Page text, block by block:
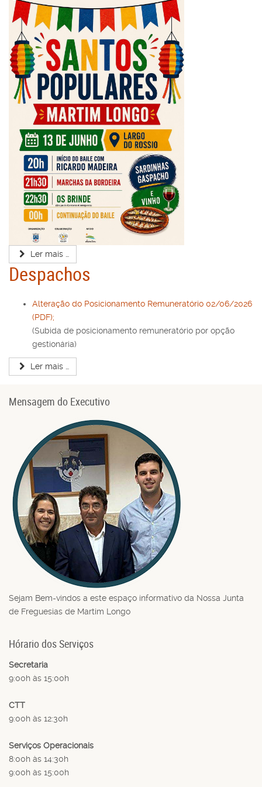
Ler mais …
Despachos
Alteração do Posicionamento Remuneratório 02/06/2026
(PDF);
(Subida de posicionamento remuneratório por opção
gestionária)
Ler mais …
Mensagem do Executivo
Sejam Bem-vindos a este espaço informativo da Nossa Junta
de Freguesias de Martim Longo
Hórario dos Serviços
Secretaria
9:00h às 15:00h
CTT
9:00h às 12:30h
Serviços Operacionais
8:00h às 14:30h
9:00h às 15:00h